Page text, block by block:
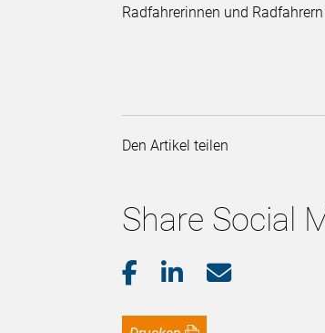
Radfahrerinnen und
Den Artikel teilen
Share Social